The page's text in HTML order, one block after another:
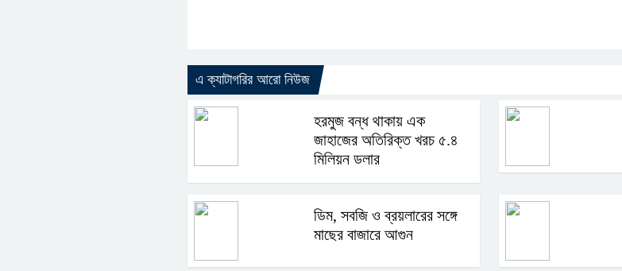
এ ক্যাটাগরির আরো নিউজ
হরমুজ বন্ধ থাকায় এক
জাহাজের অতিরিক্ত খরচ ৫.৪
মিলিয়ন ডলার
ডিম, সবজি ও ব্রয়লারের সঙ্গে
মাছের বাজারে আগুন